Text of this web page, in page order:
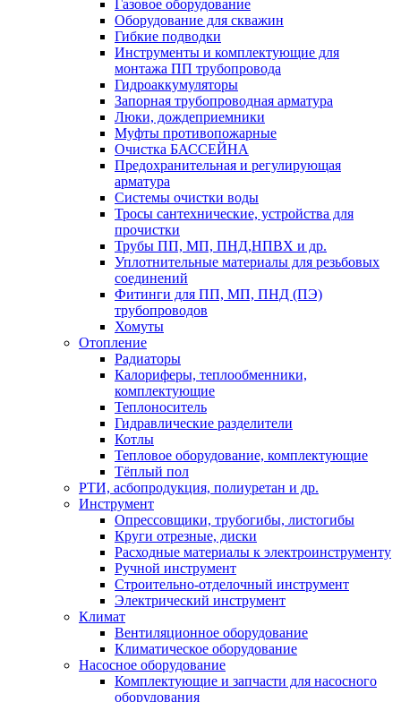
Газовое оборудование
Оборудование для скважин
Гибкие подводки
Инструменты и комплектующие для
монтажа ПП трубопровода
Гидроаккумуляторы
Запорная трубопроводная арматура
Люки, дождеприемники
Муфты противопожарные
Очистка БАССЕЙНА
Предохранительная и регулирующая
арматура
Системы очистки воды
Тросы сантехнические, устройства для
прочистки
Трубы ПП, МП, ПНД,НПВХ и др.
Уплотнительные материалы для резьбовых
соединений
Фитинги для ПП, МП, ПНД (ПЭ)
трубопроводов
Хомуты
Отопление
Радиаторы
Калориферы, теплообменники,
комплектующие
Теплоноситель
Гидравлические разделители
Котлы
Тепловое оборудование, комплектующие
Тёплый пол
РТИ, асбопродукция, полиуретан и др.
Инструмент
Опрессовщики, трубогибы, листогибы
Круги отрезные, диски
Расходные материалы к электроинструменту
Ручной инструмент
Строительно-отделочный инструмент
Электрический инструмент
Климат
Вентиляционное оборудование
Климатическое оборудование
Насосное оборудование
Комплектующие и запчасти для насосного
оборудования